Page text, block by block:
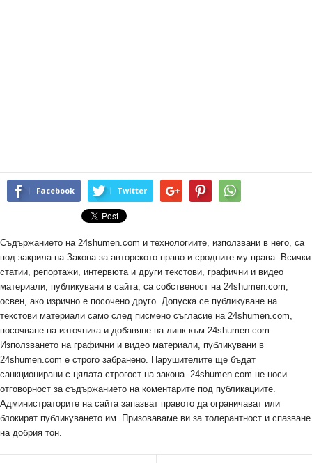
Facebook Twitter
Съдържанието на 24shumen.com и технологиите, използвани в него, са
под закрила на Закона за авторското право и сродните му права. Всички
статии, репортажи, интервюта и други текстови, графични и видео
материали, публикувани в сайта, са собственост на 24shumen.com,
освен, ако изрично е посочено друго. Допуска се публикуване на
текстови материали само след писмено съгласие на 24shumen.com,
посочване на източника и добавяне на линк към 24shumen.com.
Използването на графични и видео материали, публикувани в
24shumen.com е строго забранено. Нарушителите ще бъдат
санкционирани с цялата строгост на закона. 24shumen.com не носи
отговорност за съдържанието на коментарите под публикациите.
Администраторите на сайта запазват правото да ограничават или
блокират публикуването им. Призоваваме ви за толерантност и спазване
на добрия тон.